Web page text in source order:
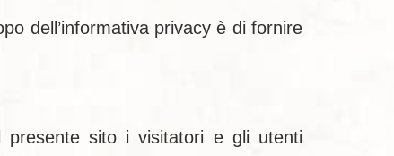
dell’informativa privacy è di fornire
presente sito i visitatori e gli utenti